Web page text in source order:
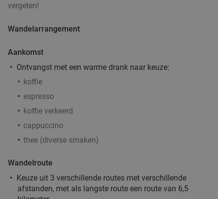
vergeten!
Wandelarrangement
Aankomst
Ontvangst met een warme drank naar keuze:
koffie
espresso
koffie verkeerd
cappuccino
thee (diverse smaken)
Wandelroute
Keuze uit 3 verschillende routes met verschillende
afstanden, met als langste route een route van 6,5